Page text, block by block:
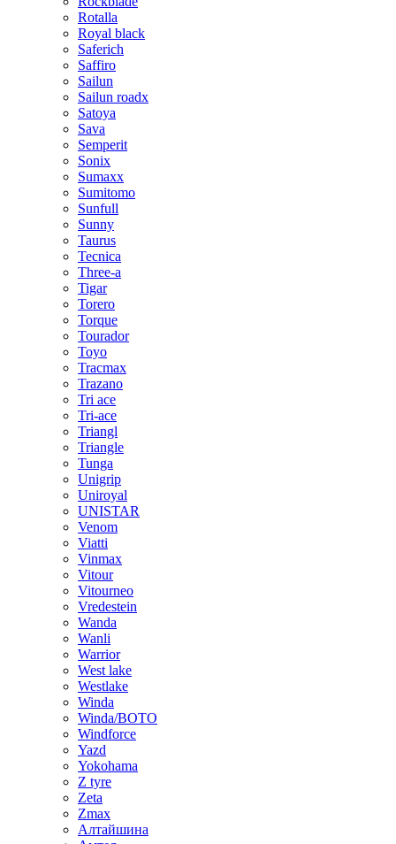
Rotalla
Royal black
Saferich
Saffiro
Sailun
Sailun roadx
Satoya
Sava
Semperit
Sonix
Sumaxx
Sumitomo
Sunfull
Sunny
Taurus
Tecnica
Three-a
Tigar
Torero
Torque
Tourador
Toyo
Tracmax
Trazano
Tri ace
Tri-ace
Triangl
Triangle
Tunga
Unigrip
Uniroyal
UNISTAR
Venom
Viatti
Vinmax
Vitour
Vitourneo
Vredestein
Wanda
Wanli
Warrior
West lake
Westlake
Winda
Winda/BOTO
Windforce
Yazd
Yokohama
Z tyre
Zeta
Zmax
Алтайшина